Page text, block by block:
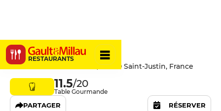
RESTAURANTS
Les Allées
17 Allée Gaston Phoebus, 40240 Saint-Justin, France
11.5/20
Table Gourmande
PARTAGER RÉSERVER